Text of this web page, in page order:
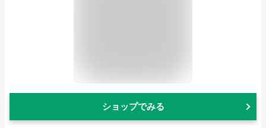
ショップでみる